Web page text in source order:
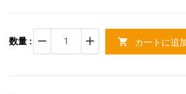
数量 : remove add shopping_cart カートに追